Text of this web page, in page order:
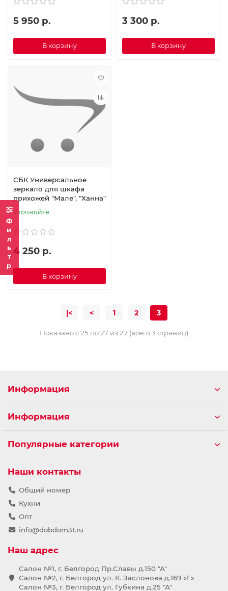
Фильтр
5 950 р.
В корзину
3 300 р.
В корзину
СБК Универсальное
зеркало для шкафа
прихожей "Мале", "Ханна"
Уточняйте
4 250 р.
В корзину
|< < 1 2 3
Показано с 25 по 27 из 27 (всего 3 страниц)
Информация
Информация
Популярные категории
Наши контакты
Общий номер
Кухни
Опт
info@dobdom31.ru
Наш адрес
Салон №1, г. Белгород Пр.Славы д.150 "А"
Салон №2, г. Белгород ул. К. Заслонова д.169 «Г»
Салон №3, г. Белгород ул. Губкина д.25 "А"